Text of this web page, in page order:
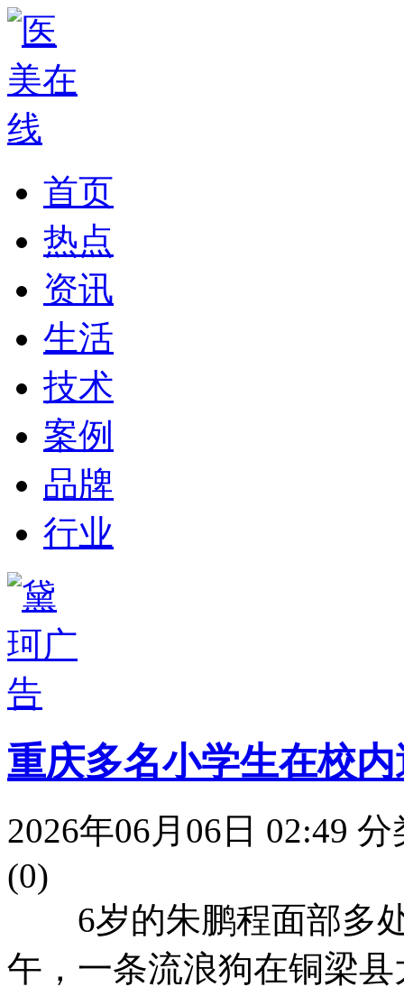
首页
热点
资讯
生活
技术
案例
品牌
行业
重庆多名小学生在校
2026年06月06日 02:49 分
(0)
6岁的朱鹏程面部多处
午，一条流浪狗在铜梁